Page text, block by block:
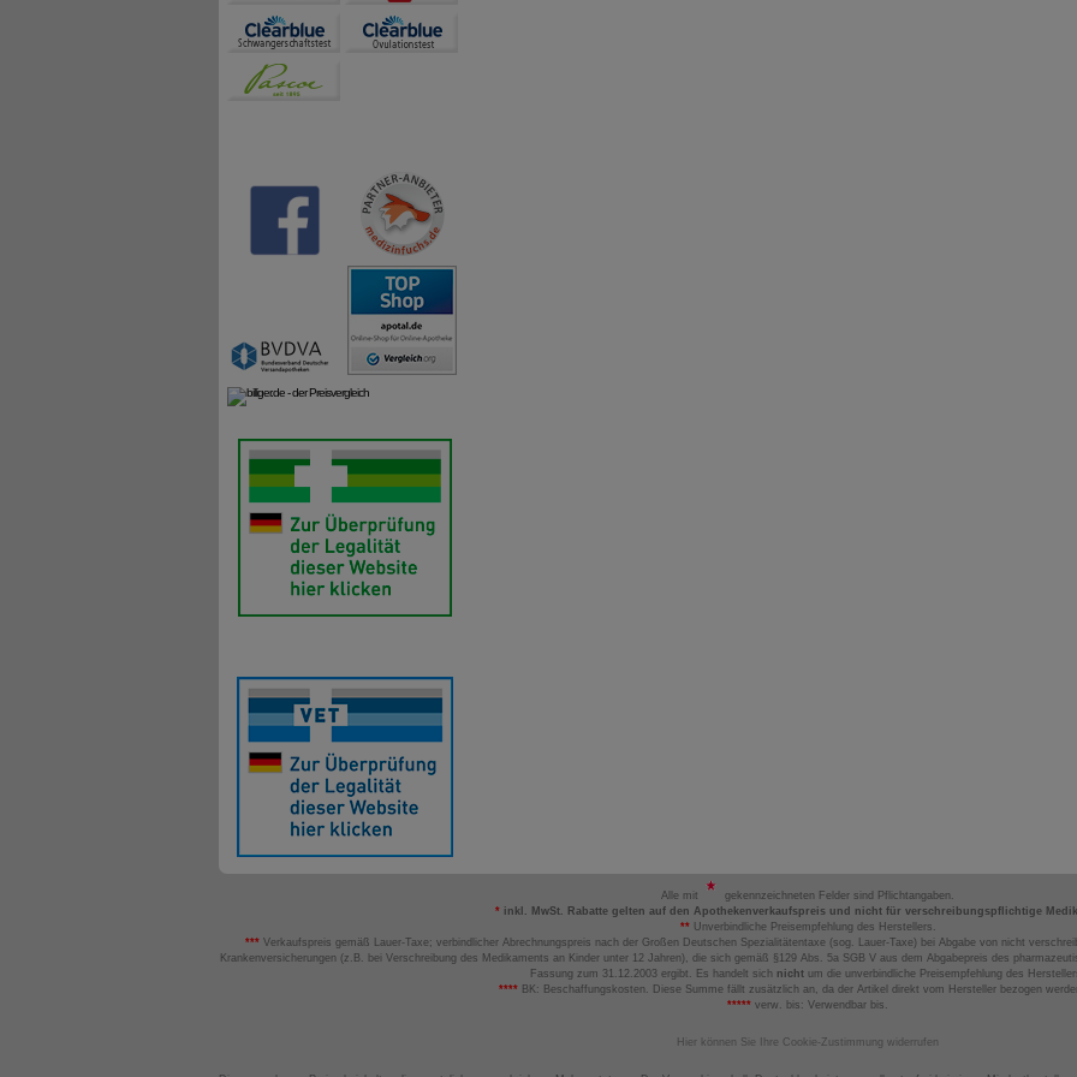
Alle mit
gekennzeichneten Felder sind Pflichtangaben.
* inkl. MwSt. Rabatte gelten auf den Apothekenverkaufspreis und nicht für verschreibungspflichtige
**Unverbindliche Preisempfehlung des Herstellers.
*** Verkaufspreis gemäß Lauer-Taxe; verbindlicher Abrechnungspreis nach der Großen Deutschen Spezialitätentaxe (sog. Lauer-Taxe) bei Abgabe von nicht
Krankenversicherungen (z.B. bei Verschreibung des Medikaments an Kinder unter 12 Jahren), die sich gemäß §129 Abs. 5a SGB V aus dem Abgabepreis des
Fassung zum 31.12.2003 ergibt. Es handelt sich nicht um die unverbindliche Preisempfehlung des
**** BK: Beschaffungskosten. Diese Summe fällt zusätzlich an, da der Artikel direkt vom Hersteller bezogen
***** verw. bis: Verwendbar bis.
Hier können Sie Ihre Cookie-Zustimmung widerrufen